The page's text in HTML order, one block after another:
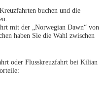
buchen und die
mit der „Norwegian Dawn“ von
haben Sie die Wahl zwischen
oder Flusskreuzfahrt bei Kilian